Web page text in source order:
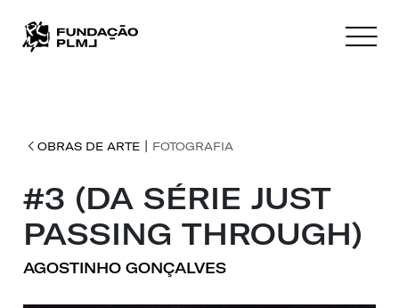
OBRAS DE ARTE| FOTOGRAFIA
#3 (DA SÉRIE JUST
PASSING THROUGH)
AGOSTINHO GONÇALVES